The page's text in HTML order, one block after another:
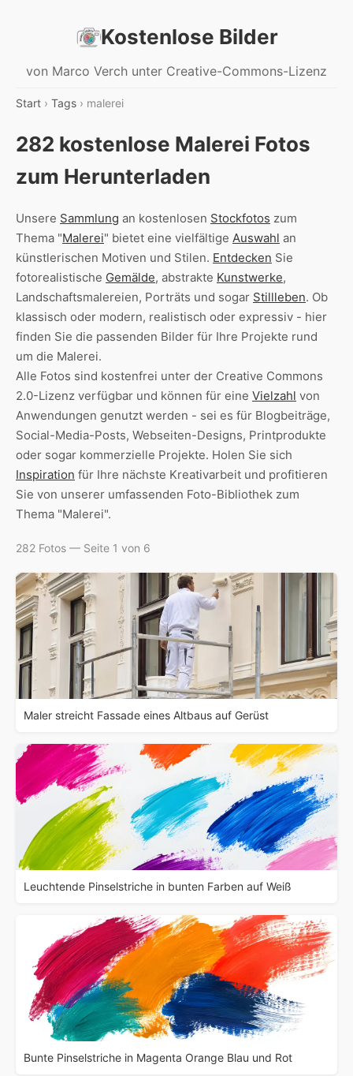
Kostenlose Bilder
von Marco Verch unter Creative-Commons-Lizenz
Start › Tags › malerei
282 kostenlose Malerei Fotos
zum Herunterladen
Unsere Sammlung an kostenlosen Stockfotos zum
Thema "Malerei" bietet eine vielfältige Auswahl an
künstlerischen Motiven und Stilen. Entdecken Sie
fotorealistische Gemälde, abstrakte Kunstwerke,
Landschaftsmalereien, Porträts und sogar Stillleben. Ob
klassisch oder modern, realistisch oder expressiv - hier
finden Sie die passenden Bilder für Ihre Projekte rund
um die Malerei.
Alle Fotos sind kostenfrei unter der Creative Commons
2.0-Lizenz verfügbar und können für eine Vielzahl von
Anwendungen genutzt werden - sei es für Blogbeiträge,
Social-Media-Posts, Webseiten-Designs, Printprodukte
oder sogar kommerzielle Projekte. Holen Sie sich
Inspiration für Ihre nächste Kreativarbeit und profitieren
Sie von unserer umfassenden Foto-Bibliothek zum
Thema "Malerei".
282 Fotos — Seite 1 von 6
Maler streicht Fassade eines Altbaus auf Gerüst
Leuchtende Pinselstriche in bunten Farben auf Weiß
Bunte Pinselstriche in Magenta Orange Blau und Rot